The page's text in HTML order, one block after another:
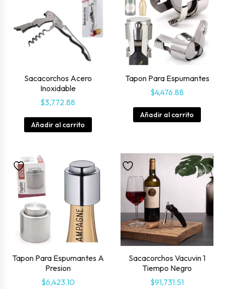
Sacacorchos Acero
Inoxidable
$3,772.88
Añadir al carrito
Tapon Para Espumantes
$4,476.88
Añadir al carrito
Tapon Para Espumantes A
Presion
$6,423.10
Sacacorchos Vacuvin 1
Tiempo Negro
$91,731.51